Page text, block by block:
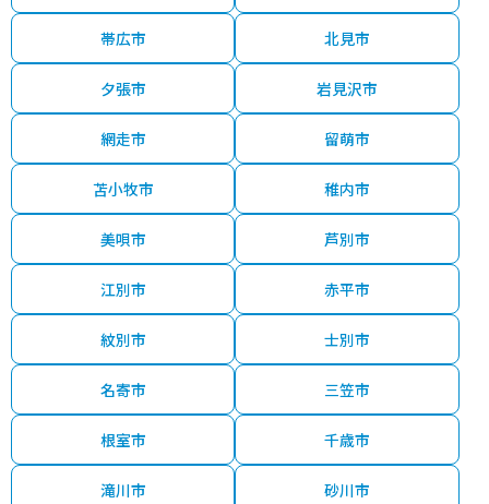
帯広市 北見市
夕張市 岩見沢市
網走市 留萌市
苫小牧市 稚内市
美唄市 芦別市
江別市 赤平市
紋別市 士別市
名寄市 三笠市
根室市 千歳市
滝川市 砂川市